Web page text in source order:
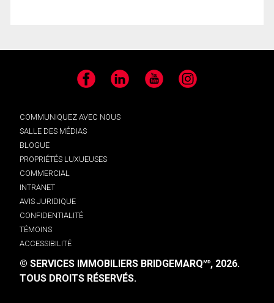
Facebook LinkedIn YouTube Instagram
COMMUNIQUEZ AVEC NOUS
SALLE DES MÉDIAS
BLOGUE
PROPRIÉTÉS LUXUEUSES
COMMERCIAL
INTRANET
AVIS JURIDIQUE
CONFIDENTIALITÉ
TÉMOINS
ACCESSIBILITÉ
© SERVICES IMMOBILIERS BRIDGEMARQMD, 2026.
TOUS DROITS RÉSERVÉS.